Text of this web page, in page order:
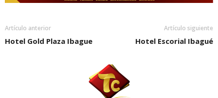
Artículo anterior
Hotel Gold Plaza Ibague
Artículo siguiente
Hotel Escorial Ibagué